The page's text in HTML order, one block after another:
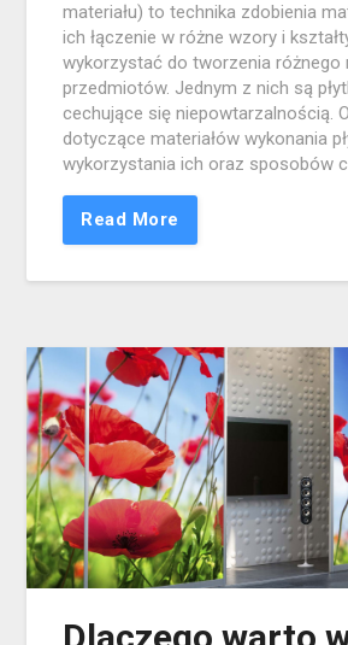
materiału) to technika zdobienia
ich łączenie w różne wzory i
wykorzystać do tworzenia różnego
przedmiotów. Jednym z nich są
cechujące się niepowtarzalnością.
dotyczące materiałów wykonania
wykorzystania ich oraz sposobów
Read More